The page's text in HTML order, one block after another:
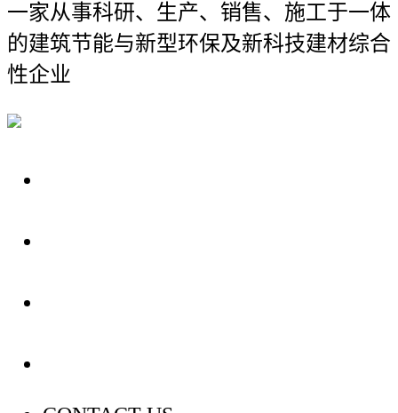
一家从事科研、生产、销售、施工于一体
的建筑节能与新型环保及新科技建材综合
性企业